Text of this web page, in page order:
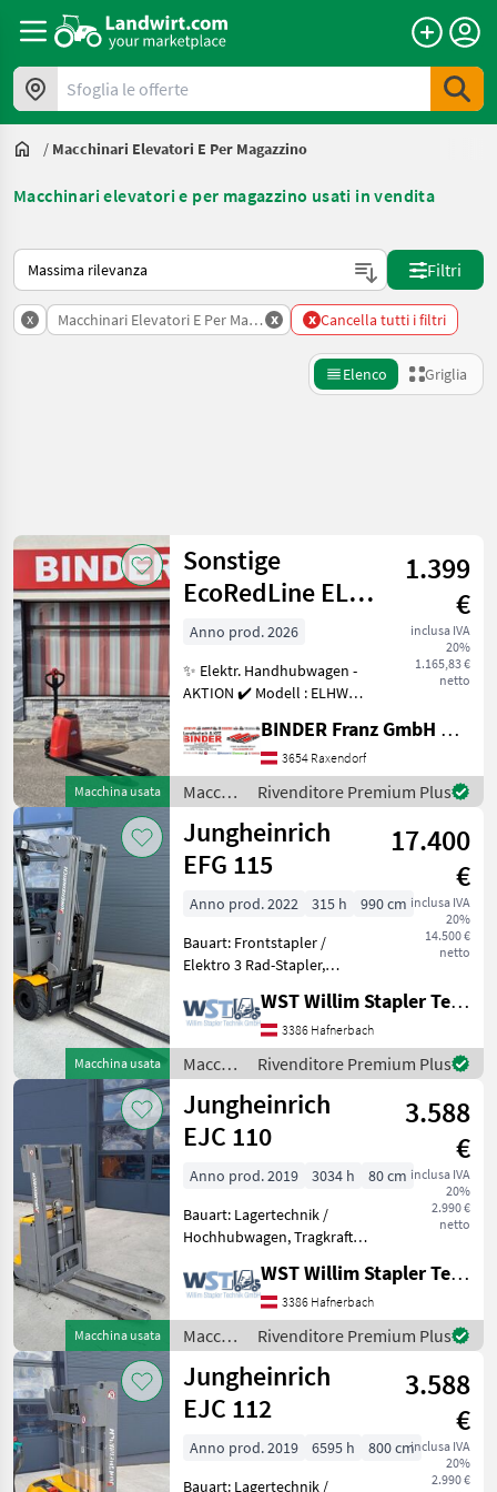
Sfoglia le offerte
/ Macchinari Elevatori E Per Magazzino
Macchinari elevatori e per magazzino usati in vendita
Ecco come viene ordinato su Landwirt.com
Filtri
x Macchinari Elevatori E Per Magazzino
x x Cancella tutti i filtri
Elenco Griglia
ricerca
Categoria 2 Paese Filtri
PERCORSO
ATTUALE
Settore
agricolo
Macchinari
Elevatori E
Per
Magazzino
SCEGLI
CATEGORIA
Carrelli elevatori
1.835
Carrello elevatore
630
Accessori e ricambi per carrelli elevatori/muletti
209
immagazzinare/impilare
178
Linde
Jungheinrich
Toyota
Still
Manitou
Baoli
Hyster
Crown
Combilift
Reimposta
2.852
risultati
Macchina usata
Sonstige
EcoRedLine EL.
Handhubwagen
ELHW 1500
1.399
€
inclusa IVA
20%
1.165,83 €
netto
Anno prod. 2026
✨ Elektr. Handhubwagen -
AKTION ✔️ Modell : ELHW
Ausführung ✔️ Hubkraft :
1.500kg ✔️ Hubhöhe :
200mm ✔️ Elektrisch HEBEN
per Knopfdruck
BINDER Franz GmbH & CoKG
3654 Raxendorf
Macchinari
elevatori
e per
magazzino
/
Sonstige
Rivenditore Premium Plus
Macchina usata
Jungheinrich
EFG 115
17.400
€
inclusa IVA
20%
14.500 €
netto
Anno prod. 2022 315 h
990 cm
Bauart: Frontstapler /
Elektro 3 Rad-Stapler,
4500mm, Bauhöhe:
2100mm, Gabellänge:
1150mm, Batterie: Bj. 2022
24V , Bereifung vorne: Supe
WST Willim Stapler Technik GmbH
3386 Hafnerbach
Macchinari
elevatori
e per
magazzino
/
Jungheinrich
Rivenditore Premium Plus
Macchina usata
Jungheinrich
EJC 110
3.588
€
inclusa IVA
20%
2.990 €
netto
Anno prod. 2019 3034 h
80 cm
Bauart: Lagertechnik /
Hochhubwagen, Tragkraft:
Bauhöhe: 1700mm,
Gabellänge: 1150mm,
Batterie: Bj. 2019 24V ,
Transpallet ad alto
sollevame
WST Willim Stapler Technik GmbH
3386 Hafnerbach
Macchinari
elevatori
e per
magazzino
/
Jungheinrich
Rivenditore Premium Plus
Jungheinrich
EJC 112
3.588
€
inclusa IVA
20%
2.990 €
Anno prod. 2019 6595 h
800 cm
Bauart: Lagertechnik /